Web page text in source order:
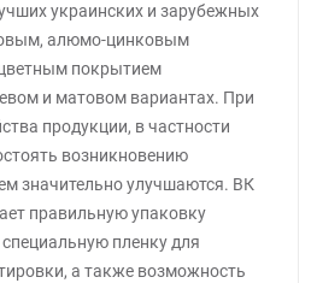
украинских и зарубежных
алюмо-цинковым
покрытием
и матовом вариантах. При
продукции, в частности
возникновению
значительно улучшаются. ВК
правильную упаковку
пленку для
а также возможность